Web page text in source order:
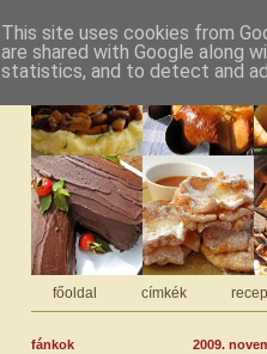
főoldal címkék
2009.
fánkok
This site uses cookies from
are shared with Google along
statistics, and to detect and